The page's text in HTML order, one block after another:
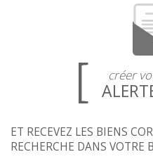
créer
ET RECEVEZ LES BIENS
RECHERCHE DANS VOTRE